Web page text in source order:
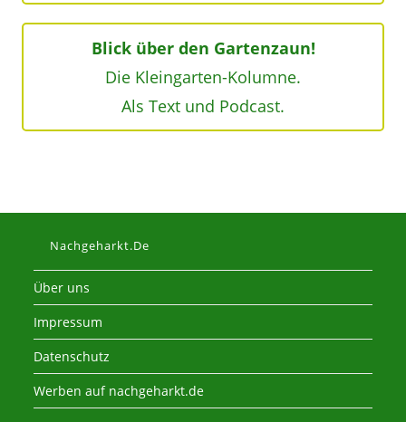
Blick über den Gartenzaun!
Die Kleingarten-Kolumne.
Als Text und Podcast.
Nachgeharkt.de
Über uns
Impressum
Datenschutz
Werben auf nachgeharkt.de